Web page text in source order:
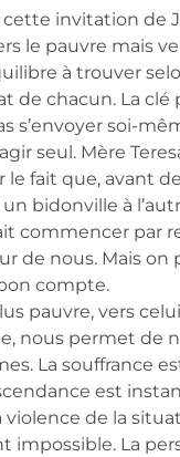
invitation de
le pauvre mais
à trouver
de chacun. La
s’envoyer soi-
seul. Mère
le fait que, avant
bidonville à
commencer par
de nous. Mais
compte.
pauvre, vers
nous permet de
La souffrance
est
violence de la
impossible. La